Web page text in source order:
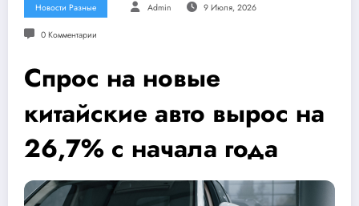
Новости Разные Admin 9 Июля, 2026
0 Комментарии
Спрос на новые
китайские авто вырос на
26,7% c начала года